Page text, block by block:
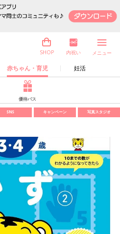
赤ちゃん・育児 妊活
SHOP 内祝い メニュー
優待パス
SNS キャンペーン 写真スタジオ